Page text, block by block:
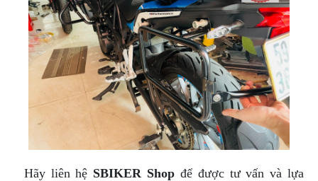
GIÀY
MOTO
ÁO
GIÁP
MOTO
GẮN
HIỂM
Hãy liên hệ SBIKER Shop để được tư vấn và lựa